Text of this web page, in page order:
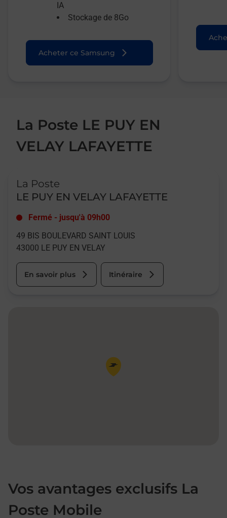
IA
Stockage de 8Go
Acheter ce Samsung
La Poste LE PUY EN
VELAY LAFAYETTE
La Poste
LE PUY EN VELAY LAFAYETTE
Fermé - jusqu'à 09h00
49 BIS BOULEVARD SAINT LOUIS
43000 LE PUY EN VELAY
En savoir plus Itinéraire
Pin de la carte
Vos avantages exclusifs La
Poste Mobile